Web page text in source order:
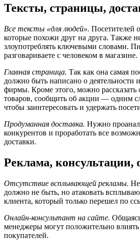
Тексты, страницы,
Все тексты «для людей». Посетителей
которые похожи друг на друга. Также
злоупотреблять ключевыми словами.
разговариваете с человеком в магазине.
Главная страница. Так как она самая
должно быть написано о деятельности
фирмы. Кроме этого, можно рассказать
товаров, сообщить об акции — одним
чтобы заинтересовать и удержать
Продуманная доставка. Нужно
конкурентов и проработать все
доставки.
Реклама, консультации,
Отсутствие всплывающей рекламы. Не
должно не быть, но атаковать
клиента, который только перешел по
Онлайн-консультант на сайте.
менеджеры могут положительно
покупателей.